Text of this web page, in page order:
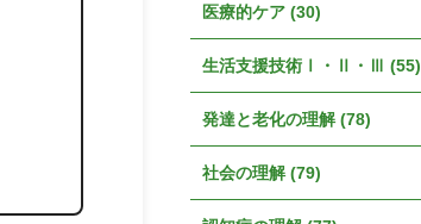
医療的ケア (30)
生活支援技術Ⅰ・Ⅱ・Ⅲ (55)
発達と老化の理解 (78)
社会の理解 (79)